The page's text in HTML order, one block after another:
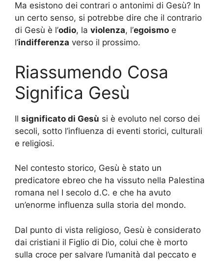
Ma esistono dei contrari o antonimi di Gesù? In
un certo senso, si potrebbe dire che il contrario
di Gesù è l’odio, la violenza, l’egoismo e
l’indifferenza verso il prossimo.
Riassumendo Cosa
Significa Gesù
Il significato di Gesù si è evoluto nel corso dei
secoli, sotto l’influenza di eventi storici, culturali
e religiosi.
Nel contesto storico, Gesù è stato un
predicatore ebreo che ha vissuto nella Palestina
romana nel I secolo d.C. e che ha avuto
un’enorme influenza sulla storia del mondo.
Dal punto di vista religioso, Gesù è considerato
dai cristiani il Figlio di Dio, colui che è morto
sulla croce per salvare l’umanità dal peccato e